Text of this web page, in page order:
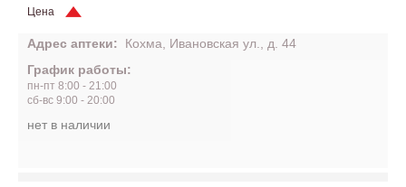
Цена
Адрес аптеки:
Кохма, Ивановская ул., д. 44
График работы:
пн-пт 8:00 - 21:00
сб-вс 9:00 - 20:00
нет в наличии